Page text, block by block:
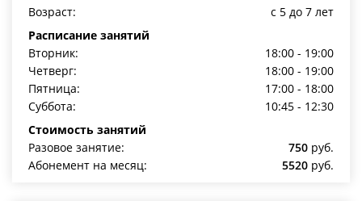
Возраст:
c 5 до 7 лет
Расписание занятий
Вторник:
18:00 - 19:00
Четверг:
18:00 - 19:00
Пятница:
17:00 - 18:00
Суббота:
10:45 - 12:30
Стоимость занятий
Разовое занятие:
750 руб.
Абонемент на месяц:
5520 руб.